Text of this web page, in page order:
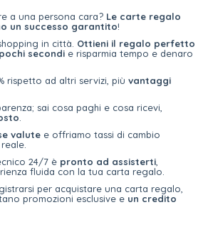
a una persona cara? Le carte regalo
un successo garantito!
in città. Ottieni il regalo perfetto
secondi e risparmia tempo e denaro
rispetto ad altri servizi, più vantaggi
sai cosa paghi e cosa ricevi,
valute e offriamo tassi di cambio
24/7 è pronto ad assisterti
fluida con la tua carta regalo.
per acquistare una carta regalo,
promozioni esclusive e un credito